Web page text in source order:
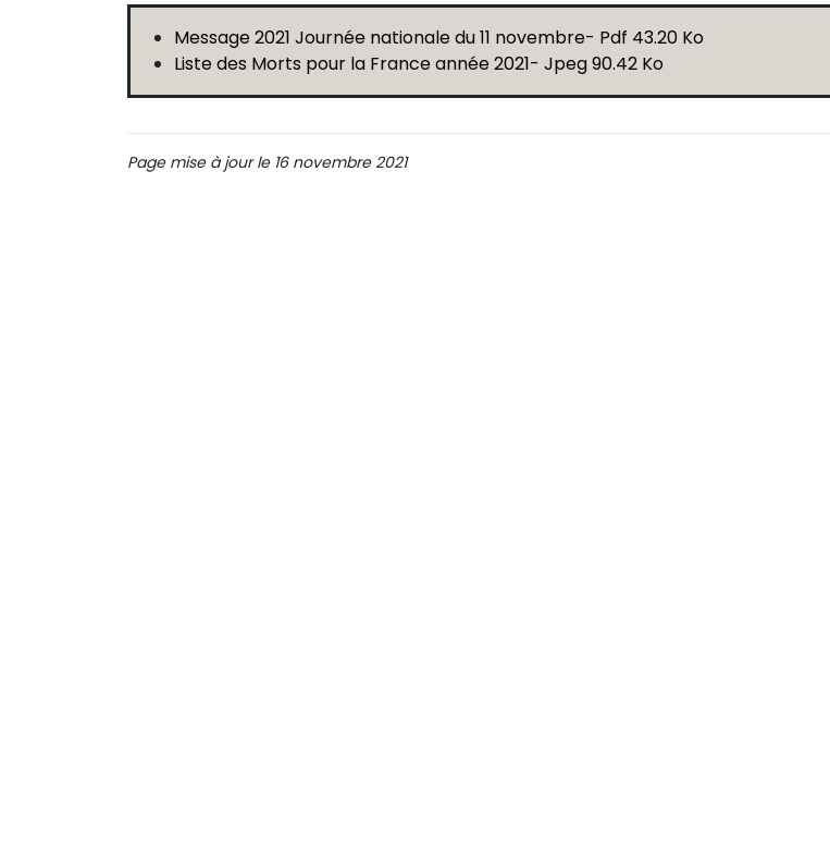
Message 2021 Journée nationale du 11 novembre- Pdf 43.20 Ko
Liste des Morts pour la France année 2021- Jpeg 90.42 Ko
Page mise à jour le 16 novembre 2021